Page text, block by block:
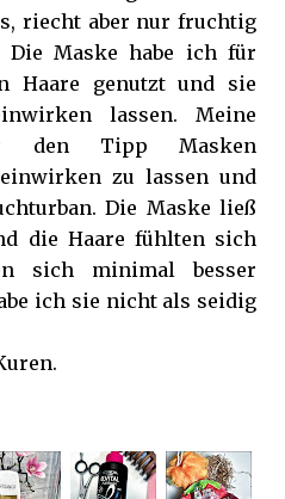
riecht aber nur fruchtig
Maske habe ich für
Haare genutzt und sie
lassen. Meine
den Tipp Masken
zu lassen und
Die Maske ließ
die Haare fühlten sich
sich minimal besser
ich sie nicht als seidig